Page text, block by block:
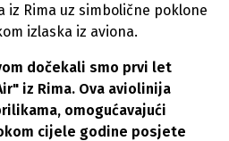
iz Rima uz simbolične poklone
izlaska iz aviona.
dočekali smo prvi let
iz Rima. Ova aviolinija
omogućavajući
cijele godine posjete